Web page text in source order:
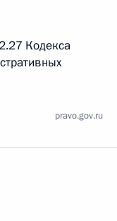
Кодекса
pravo.gov.ru